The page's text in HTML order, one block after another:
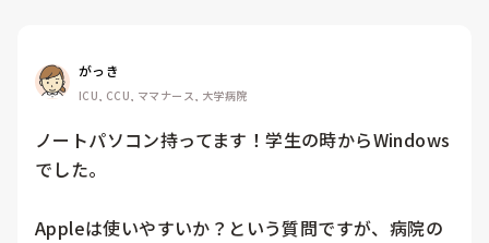
がっき
ICU, CCU, ママナース, 大学病院
ノートパソコン持ってます！学生の時からWindows
でした。
Appleは使いやすいか？という質問ですが、病院の